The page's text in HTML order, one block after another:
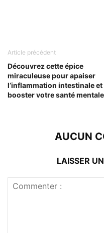
Article précédent
Découvrez cette épice
miraculeuse pour apaiser
l’inflammation intestinale et
booster votre santé
AUCUN
LAISSER